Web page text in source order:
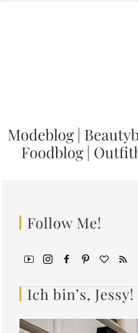
Modeblog|
Foodblog|
Follow Me!
Ich bin’s, Jessy!